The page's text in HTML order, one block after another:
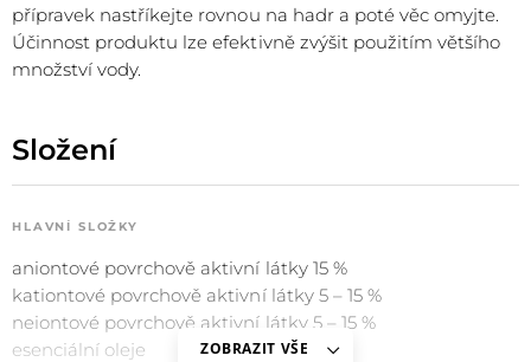
přípravek nastříkejte rovnou na hadr a poté věc omyjte.
Účinnost produktu lze efektivně zvýšit použitím většího
množství vody.
Složení
HLAVNÍ SLOŽKY
aniontové povrchově aktivní látky 15 %
kationtové povrchově aktivní látky 5 – 15 %
neiontové povrchově aktivní látky 5 – 15 %
esenciální oleje
ZOBRAZIT VŠE